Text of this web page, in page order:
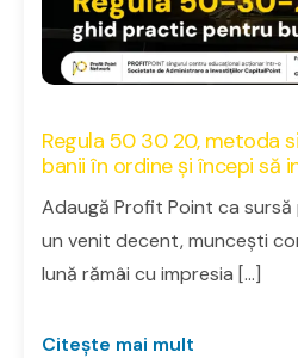
Regula 50 30 20, metoda
banii în ordine și începi să
Adaugă Profit Point ca
un venit decent, muncești
lună rămâi cu impresia […]
Citește mai mult